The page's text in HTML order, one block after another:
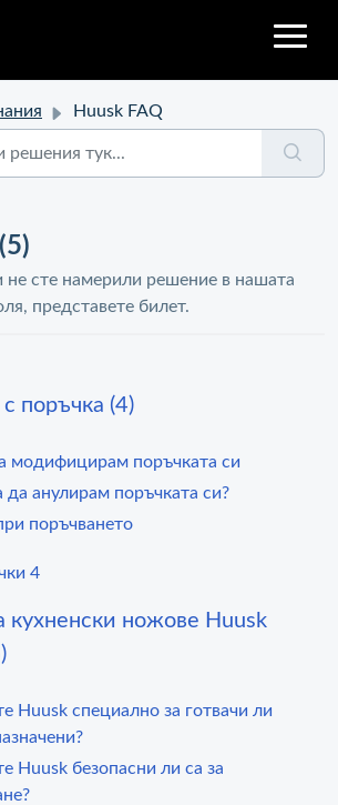
Huusk FAQ
не сте намерили решение в нашата
представете билет.
поръчка (4)
модифицирам поръчката си
да анулирам поръчката си?
поръчването
4
кухненски ножове Huusk
Huusk специално за готвачи ли
Huusk безопасни ли са за